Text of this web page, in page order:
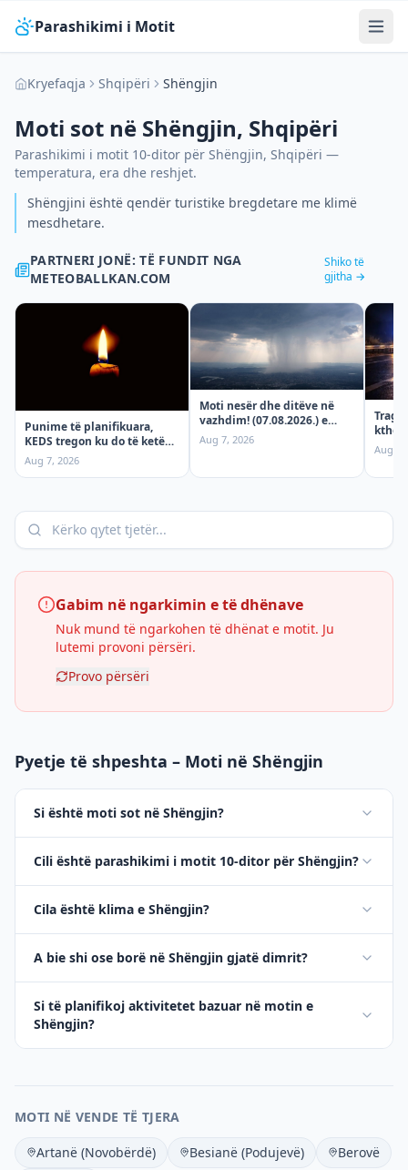
Parashikimi i Motit
Kryefaqja Shqipëri Shëngjin
Moti sot në Shëngjin, Shqipëri
Parashikimi i motit 10-ditor për Shëngjin, Shqipëri —
temperatura, era dhe reshjet.
Shëngjini është qendër turistike bregdetare me klimë
mesdhetare.
PARTNERI JONË: TË FUNDIT NGA
METEOBALLKAN.COM
Shiko të
gjitha →
Punime të planifikuara,
KEDS tregon ku do të ketë
ndërprerje të rrymës
premten!
Aug 7, 2026
Moti nesër dhe ditëve në
vazhdim! (07.08.2026.) e
Premte
Aug 7, 2026
Aug 6,
Gabim në ngarkimin e të dhënave
Nuk mund të ngarkohen të dhënat e motit. Ju
lutemi provoni përsëri.
Provo përsëri
Pyetje të shpeshta – Moti në Shëngjin
Si është moti sot në Shëngjin?
Cili është parashikimi i motit 10-ditor për Shëngjin?
Cila është klima e Shëngjin?
A bie shi ose borë në Shëngjin gjatë dimrit?
Si të planifikoj aktivitetet bazuar në motin e
Shëngjin?
MOTI NË VENDE TË TJERA
Artanë (Novobërdë) Besianë (Podujevë)
Berovë